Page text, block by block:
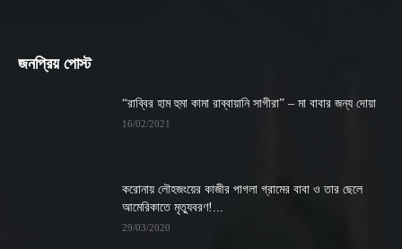
জনপ্রিয় পোস্ট
“রাব্বির হাম হুমা কামা রাব্বায়ানি সাগীরা” – মা বাবার জন্য দোয়া
16/02/2021
করোনায় লৌহজংয়ের কাজীর পাগলা গ্রামের বাবা ও তার ছেলে
আমেরিকাতে মৃত্যুবরণ!...
29/03/2020